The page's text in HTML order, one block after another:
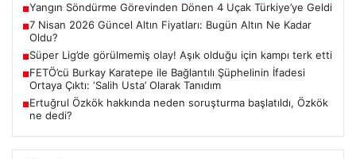
■Yangın Söndürme Görevinden Dönen 4 Uçak Türkiye’ye Geldi
■7 Nisan 2026 Güncel Altın Fiyatları: Bugün Altın Ne Kadar
Oldu?
■Süper Lig’de görülmemiş olay! Aşık olduğu için kampı terk etti
■FETÖ’cü Burkay Karatepe ile Bağlantılı Şüphelinin İfadesi
Ortaya Çıktı: ‘Salih Usta’ Olarak Tanıdım
■Ertuğrul Özkök hakkında neden soruşturma başlatıldı, Özkök
ne dedi?